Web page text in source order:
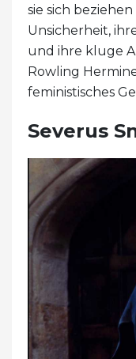
sie sich
Unsicherheit,
und ihre kluge
Rowling
feministisches
Severus